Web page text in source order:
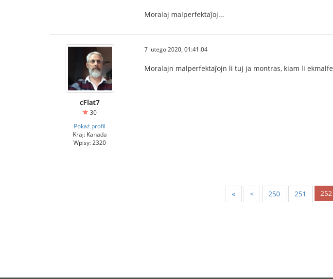
Moralaj malperfektaĵoj...
cFlat7
30
Pokaż profil
Kraj: Kanada
Wpisy: 2320
7 lutego 2020, 01:41:04
Moralajn malperfektaĵojn li tuj ja montras, kiam li
« < 250 251 252